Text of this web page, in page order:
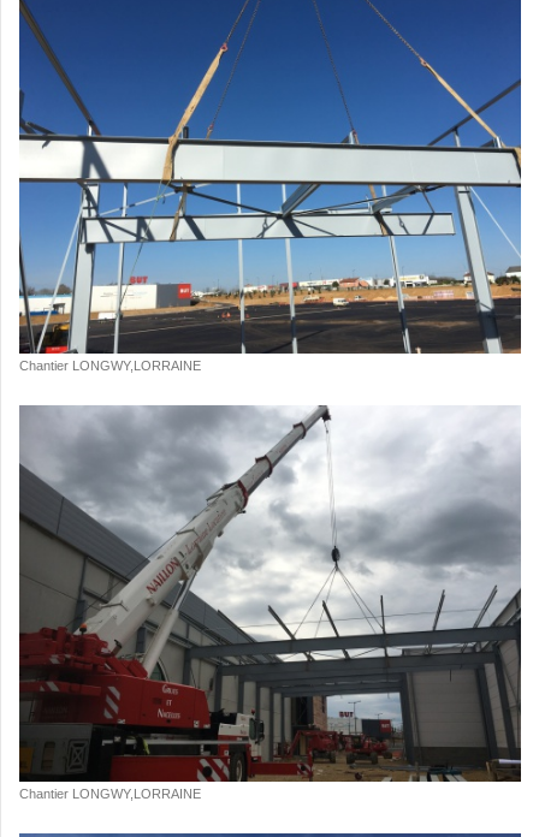
Chantier LONGWY,LORRAINE
Chantier LONGWY,LORRAINE